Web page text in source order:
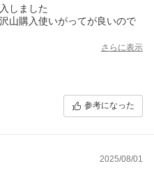
しました
山購入使いがってが良いので
さらに表示
参考になった
2025/08/01